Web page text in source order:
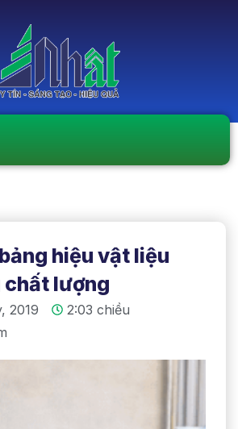
hiệu vật liệu
lượng
2019
2:03 chiều